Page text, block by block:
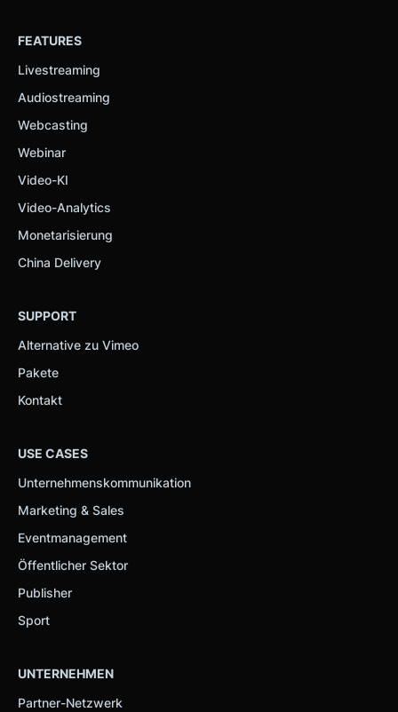
FEATURES
Livestreaming
Audiostreaming
Webcasting
Webinar
Video-KI
Video-Analytics
Monetarisierung
China Delivery
SUPPORT
Alternative zu Vimeo
Pakete
Kontakt
USE CASES
Unternehmenskommunikation
Marketing & Sales
Eventmanagement
Öffentlicher Sektor
Publisher
Sport
UNTERNEHMEN
Partner-Netzwerk